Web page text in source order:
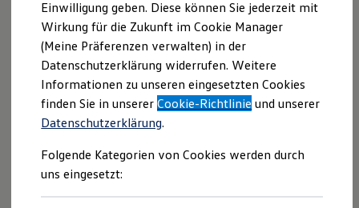
Großkunden
Kommunen & Behörden
Journalisten
Sportvereine
Branchenlösungen
Bau & Handwerk
Gewerbliche Personenbeförderung
Service & mobile Werkstätten
Kurier, Logistik & Handel
Kühlfahrzeuge
Feuerwehr
ONE Business ID Vorteile
Fragen rund um den Online-
Kauf
Wo finde ich Fahrzeuge, die für
Einwilligung geben. Diese können Sie jederzeit mit
Wirkung für die Zukunft im Cookie Manager
(Meine Präferenzen verwalten) in der
Datenschutzerklärung widerrufen. Weitere
Informationen zu unseren eingesetzten Cookies
finden Sie in unsererCookie-Richtlinie und unserer
Datenschutzerklärung.
Folgende Kategorien von Cookies werden durch
uns eingesetzt: